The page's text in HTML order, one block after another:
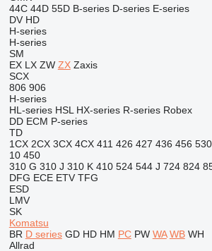
44C 44D 55D B-series D-series E-series
DV HD
H-series
H-series
SM
EX LX ZW ZX Zaxis
SCX
806 906
H-series
HL-series HSL HX-series R-series Robex
DD ECM P-series
TD
1CX 2CX 3CX 4CX 411 426 427 436 456 530
10 450
310 G 310 J 310 K 410 524 544 J 724 824
DFG ECE ETV TFG
ESD
LMV
SK
Komatsu
BR D series GD HD HM PC PW WA WB WH
Allrad